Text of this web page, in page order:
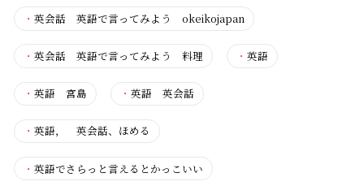
・ 英会話 英語で言ってみよう okeikojapan
・ 英会話 英語で言ってみよう 料理 ・英語
・ 英語 宮島 ・英語 英会話
・ 英語， 英会話、ほめる
・ 英語でさらっと言えるとかっこいい